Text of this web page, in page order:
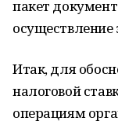
пакет
осуществление
Итак, для
налоговой
операциям